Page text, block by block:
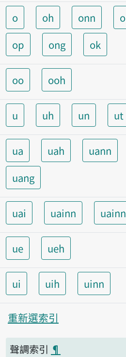
o oh onn
op
ong ok
oo ooh
u uh un ut
ua uah uann
uang
uai uainn
ue ueh
ui uih uinn
重新選索引
聲調索引 ¶